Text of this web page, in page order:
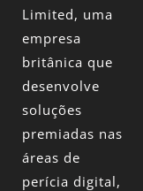
Limited, uma
empresa
britânica que
desenvolve
soluções
premiadas nas
áreas de
perícia digital,